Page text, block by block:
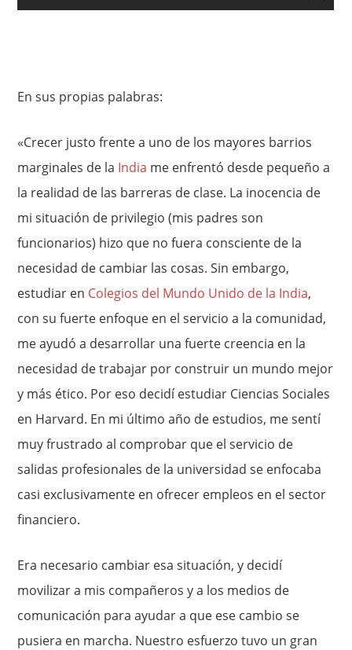
En sus propias palabras:
«Crecer justo frente a uno de los mayores barrios
marginales de la India me enfrentó desde pequeño a
la realidad de las barreras de clase. La inocencia de
mi situación de privilegio (mis padres son
funcionarios) hizo que no fuera consciente de la
necesidad de cambiar las cosas. Sin embargo,
estudiar en Colegios del Mundo Unido de la India,
con su fuerte enfoque en el servicio a la comunidad,
me ayudó a desarrollar una fuerte creencia en la
necesidad de trabajar por construir un mundo mejor
y más ético. Por eso decidí estudiar Ciencias Sociales
en Harvard. En mi último año de estudios, me sentí
muy frustrado al comprobar que el servicio de
salidas profesionales de la universidad se enfocaba
casi exclusivamente en ofrecer empleos en el sector
financiero.
Era necesario cambiar esa situación, y decidí
movilizar a mis compañeros y a los medios de
comunicación para ayudar a que ese cambio se
pusiera en marcha. Nuestro esfuerzo tuvo un gran